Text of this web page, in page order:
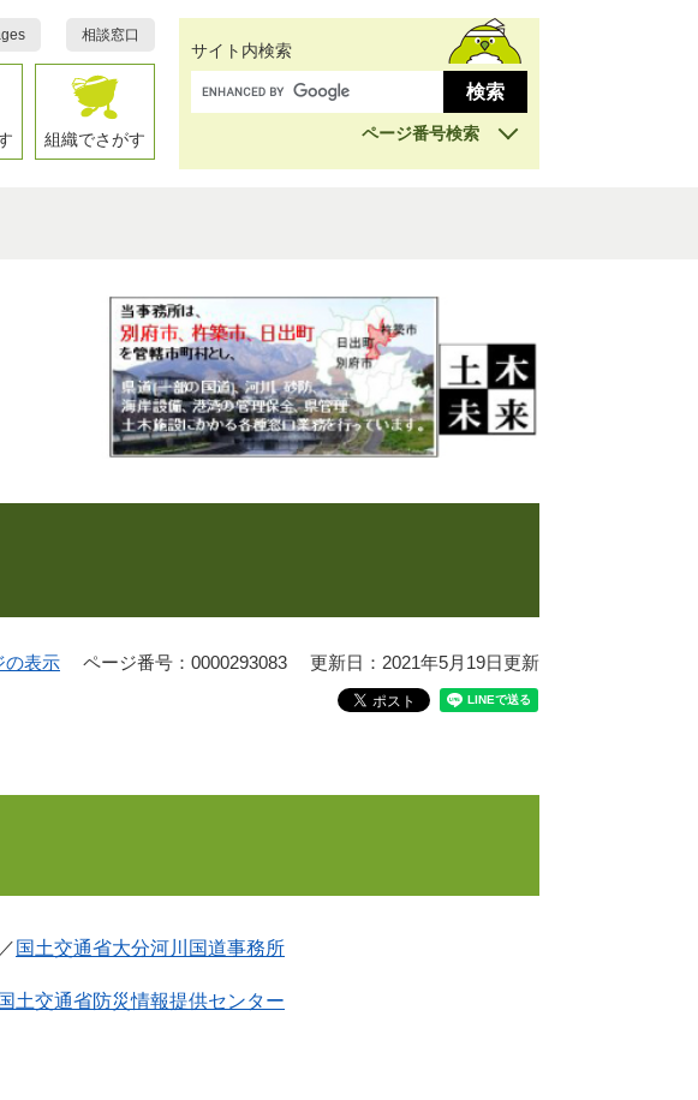
相談窓口
組織でさがす
サイト内検索
ページ番号検索
の表示 ページ番号：0000293083 更新日：2021年5月19日更新
／ 国土交通省大分河川国道事務所
国土交通省防災情報提供センター